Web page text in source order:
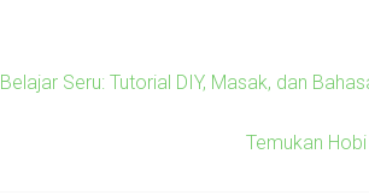
Belajar Seru: Tutorial DIY, Masak, dan
Temukan